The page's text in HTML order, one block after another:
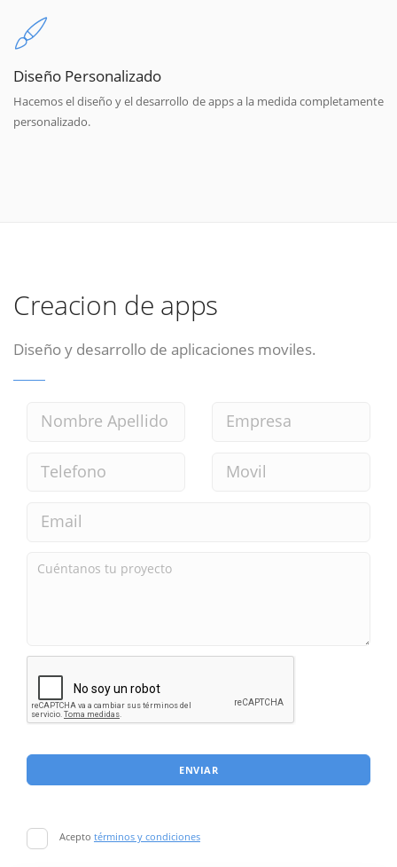
Diseño Personalizado
Hacemos el diseño y el desarrollo de apps a la medida completamente
personalizado.
Creacion de apps
Diseño y desarrollo de aplicaciones moviles.
ENVIAR
Acepto términos y condiciones